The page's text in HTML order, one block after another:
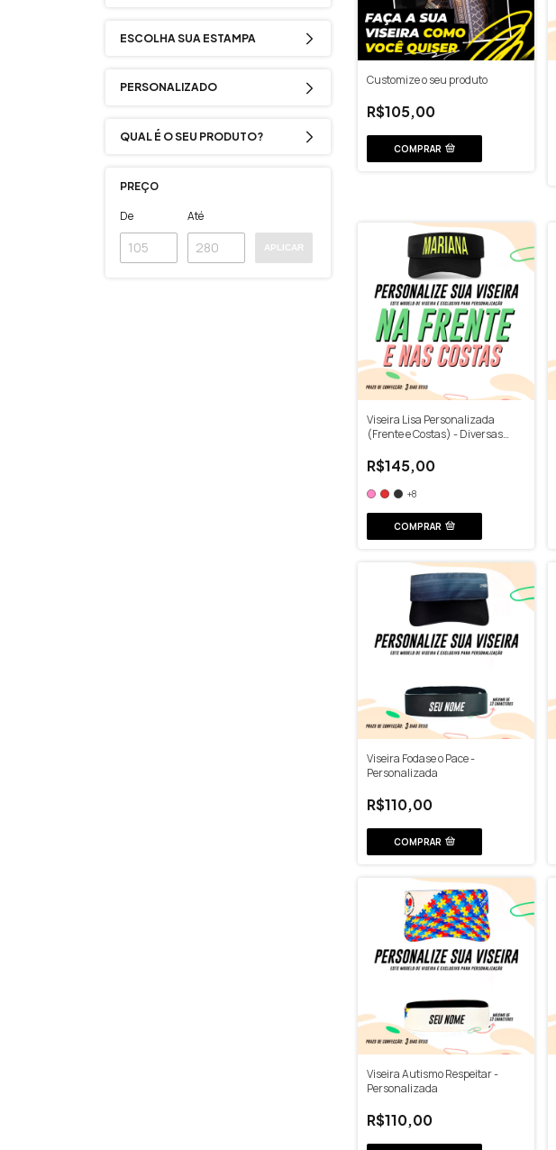
ESCOLHA SUA ESTAMPA
PERSONALIZADO
QUAL É O SEU PRODUTO?
PREÇO
De
Até
APLICAR
Customize o seu produto
R$105,00
COMPRAR
Viseira Lisa Personalizada
(Frente e Costas) - Diversas
R$145,00
+8
COMPRAR
Viseira Fodase o Pace -
Personalizada
R$110,00
COMPRAR
Viseira Autismo Respeitar -
Personalizada
R$110,00